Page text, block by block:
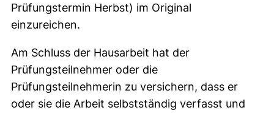
Prüfungstermin Herbst) im Original
einzureichen.
Am Schluss der Hausarbeit hat der
Prüfungsteilnehmer oder die
Prüfungsteilnehmerin zu versichern, dass er
oder sie die Arbeit selbstständig verfasst und